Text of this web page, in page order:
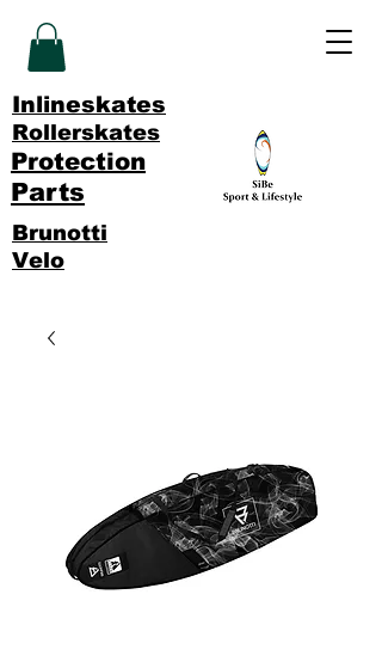
Inlineskates
Rollerskates
Protection
Parts
Brunotti
Velo